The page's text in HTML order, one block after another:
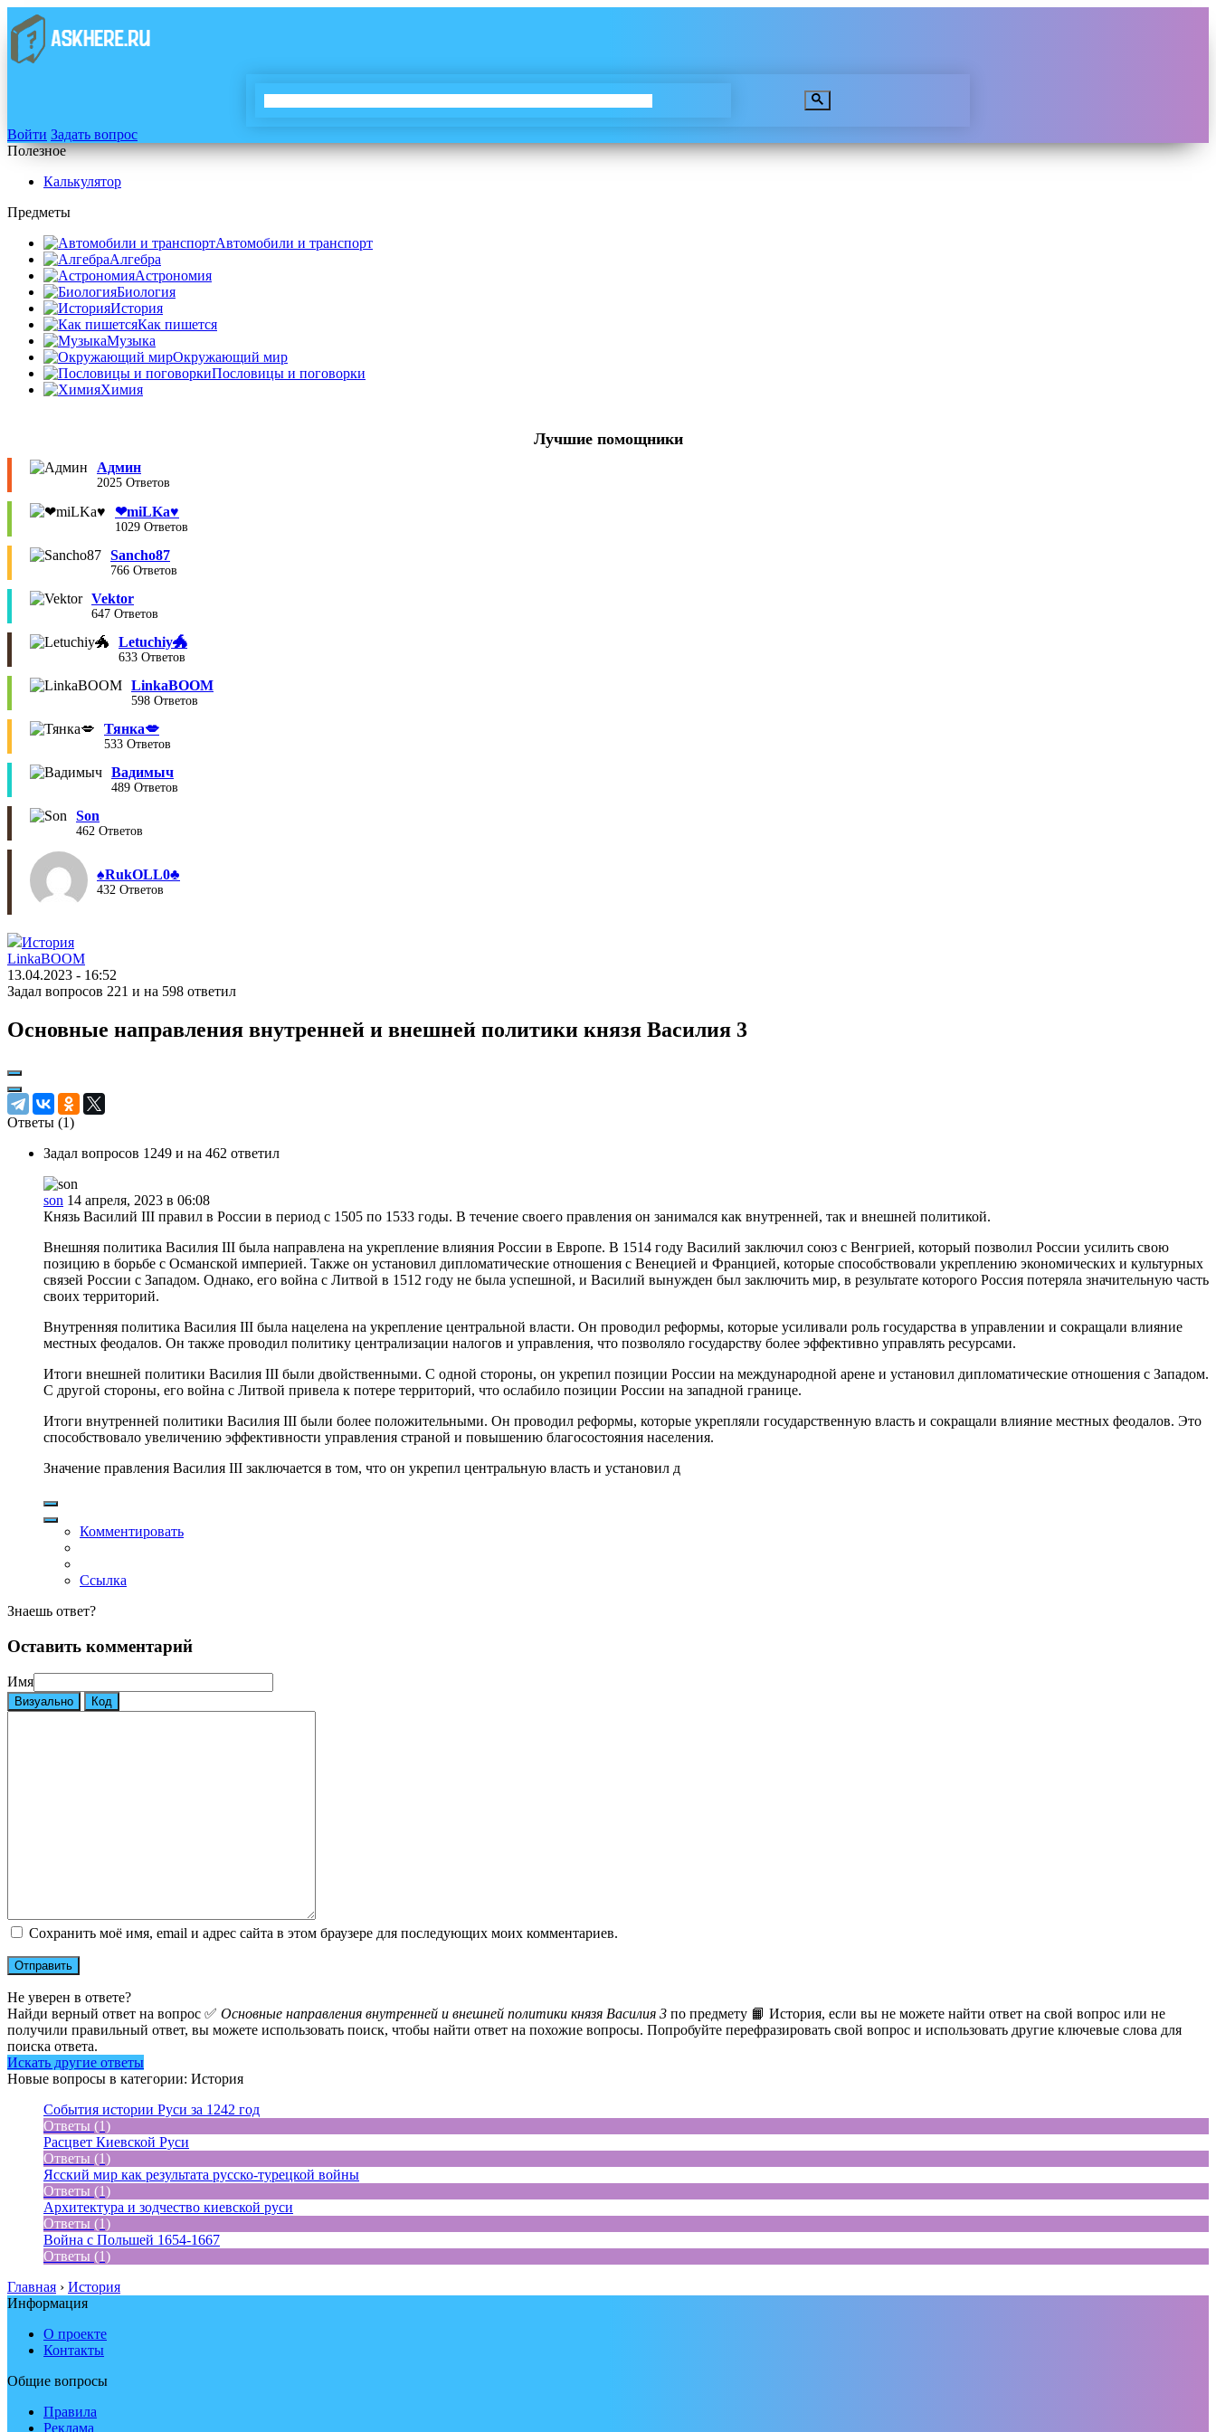
Войти Задать вопрос
Полезное
Калькулятор
Предметы
Автомобили и транспорт
Алгебра
Астрономия
Биология
История
Как пишется
Музыка
Окружающий мир
Пословицы и поговорки
Химия
Лучшие помощники
Админ
2025 Ответов
❤︎miLKa♥︎
1029 Ответов
Sancho87
766 Ответов
Vektor
647 Ответов
Letuchiy🐲
633 Ответов
LinkaBOOM
598 Ответов
Тянка💋
533 Ответов
Вадимыч
489 Ответов
Son
462 Ответов
♠︎RukOLL0♣︎
432 Ответов
История
LinkaBOOM
13.04.2023 - 16:52
Задал вопросов 221 и на 598 ответил
Основные направления внутренней и внешней политики князя Василия 3
Ответы (1)
Задал вопросов 1249 и на 462 ответил
son 14 апреля, 2023 в 06:08
Князь Василий III правил в России в период с 1505 по 1533 годы. В течение своего правления он занимался как внутренней, так и внешней политикой.
Внешняя политика Василия III была направлена на укрепление влияния России в Европе. В 1514 году Василий заключил союз с Венгрией, который позволил России усилить свою
позицию в борьбе с Османской империей. Также он установил дипломатические отношения с Венецией и Францией, которые способствовали укреплению экономических и культурных
связей России с Западом. Однако, его война с Литвой в 1512 году не была успешной, и Василий вынужден был заключить мир, в результате которого Россия потеряла значительную часть
своих территорий.
Внутренняя политика Василия III была нацелена на укрепление центральной власти. Он проводил реформы, которые усиливали роль государства в управлении и сокращали влияние
местных феодалов. Он также проводил политику централизации налогов и управления, что позволяло государству более эффективно управлять ресурсами.
Итоги внешней политики Василия III были двойственными. С одной стороны, он укрепил позиции России на международной арене и установил дипломатические отношения с Западом.
С другой стороны, его война с Литвой привела к потере территорий, что ослабило позиции России на западной границе.
Итоги внутренней политики Василия III были более положительными. Он проводил реформы, которые укрепляли государственную власть и сокращали влияние местных феодалов. Это
способствовало увеличению эффективности управления страной и повышению благосостояния населения.
Значение правления Василия III заключается в том, что он укрепил центральную власть и установил д
Комментировать
Ссылка
Знаешь ответ?
Оставить комментарий
Имя
Визуально Код
Сохранить моё имя, email и адрес сайта в этом браузере для последующих моих комментариев.
Не уверен в ответе?
Найди верный ответ на вопрос ✅ Основные направления внутренней и внешней политики князя Василия 3 по предмету 📙 История, если вы не можете найти ответ на свой вопрос или не
получили правильный ответ, вы можете использовать поиск, чтобы найти ответ на похожие вопросы. Попробуйте перефразировать свой вопрос и использовать другие ключевые слова для
поиска ответа.
Искать другие ответы
Новые вопросы в категории: История
События истории Руси за 1242 год
Ответы (1)
Расцвет Киевской Руси
Ответы (1)
Ясский мир как результата русско-турецкой войны
Ответы (1)
Архитектура и зодчество киевской руси
Ответы (1)
Война с Польшей 1654-1667
Ответы (1)
Главная › История
Информация
О проекте
Контакты
Общие вопросы
Правила
Реклама